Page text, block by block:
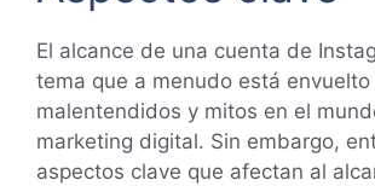
El alcance de una cuenta de
tema que a menudo está envuelto
malentendidos y mitos en el
marketing digital. Sin embargo,
aspectos clave que afectan al